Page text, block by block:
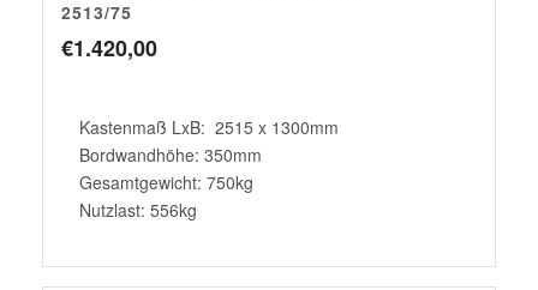
2513/75
€1.420,00
Kastenmaß LxB: 2515 x 1300mm
Bordwandhöhe: 350mm
Gesamtgewicht: 750kg
Nutzlast: 556kg